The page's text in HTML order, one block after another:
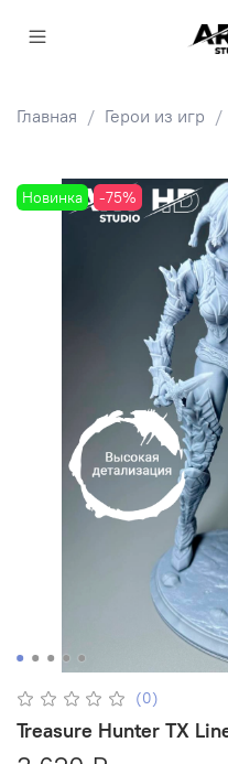
Главная Герои из игр
Новинка -75%
(0)
Treasure Hunter TX